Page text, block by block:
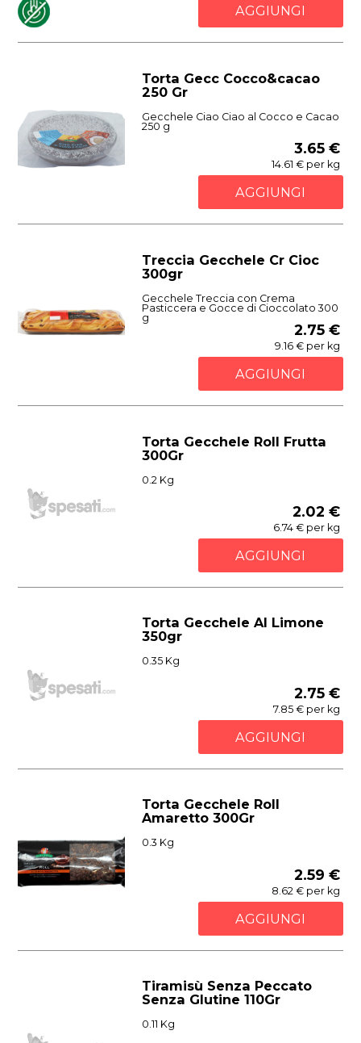
AGGIUNGI
Torta Gecc Cocco&cacao
250 Gr
Gecchele Ciao Ciao al Cocco e Cacao
250 g
3.65 €
14.61 € per kg
AGGIUNGI
Treccia Gecchele Cr Cioc
300gr
Gecchele Treccia con Crema
Pasticcera e Gocce di Cioccolato 300
g
2.75 €
9.16 € per kg
AGGIUNGI
Torta Gecchele Roll Frutta
300Gr
0.2 Kg
2.02 €
6.74 € per kg
AGGIUNGI
Torta Gecchele Al Limone
350gr
0.35 Kg
2.75 €
7.85 € per kg
AGGIUNGI
Torta Gecchele Roll
Amaretto 300Gr
0.3 Kg
2.59 €
8.62 € per kg
AGGIUNGI
Tiramisù Senza Peccato
Senza Glutine 110Gr
0.11 Kg